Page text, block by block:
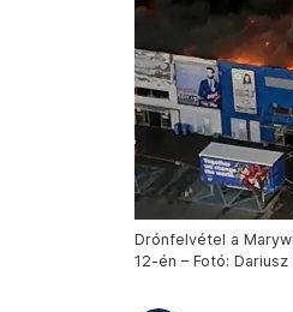
Drónfelvétel a
12-én – Fotó: